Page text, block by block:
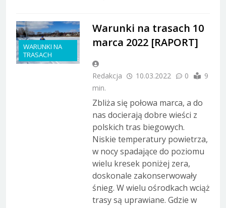
WARUNKI NA
TRASACH
Warunki na trasach 10
marca 2022 [RAPORT]
Redakcja 10.03.2022 0
9
min.
Zbliża się połowa marca, a do
nas docierają dobre wieści z
polskich tras biegowych.
Niskie temperatury powietrza,
w nocy spadające do poziomu
wielu kresek poniżej zera,
doskonale zakonserwowały
śnieg. W wielu ośrodkach wciąż
trasy są uprawiane. Gdzie w